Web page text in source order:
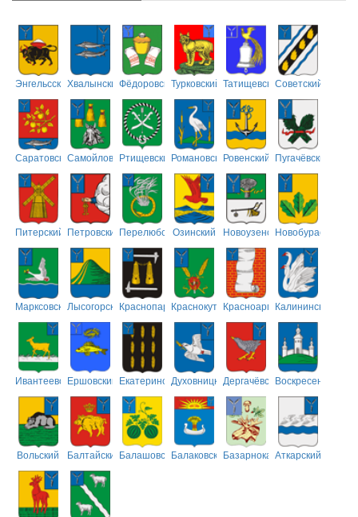
ЭнгельсскийХвалынскийФёдоровскийТурковский ТатищевскийСоветский
СаратовскийСамойловскийРтищевскийРомановскийРовенский Пугачёвский
Питерский ПетровскийПерелюбскийОзинский НовоузенскийНовобурасский
МарксовскийЛысогорскийКраснопартизанский
КраснокутскийКрасноармейский
Калининский
ИвантеевскийЕршовский ЕкатериновскийДуховницкийДергачёвскийВоскресенский
Вольский БалтайскийБалашовскийБалаковскийБазарнокарабулакский
Аткарский